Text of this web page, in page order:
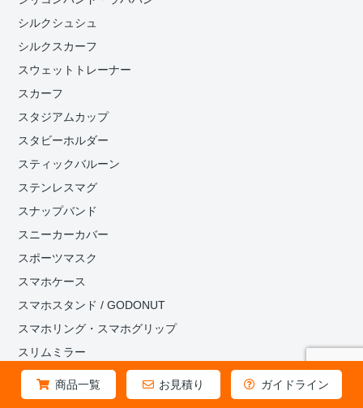
商品一覧 お見積り ガイドライン
シルクシュシュ
シルクスカーフ
スウェットトレーナー
スカーフ
スタジアムカップ
スタビーホルダー
スティックバルーン
ステンレスマグ
スナップバンド
スニーカーカバー
スポーツマスク
スマホケース
スマホスタンド / GODONUT
スマホリング・スマホグリップ
スリムミラー
ソーラーライトキーホルダー
ソックス・靴下